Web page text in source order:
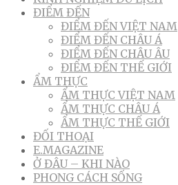
ĐIỂM ĐẾN
ĐIỂM ĐẾN VIỆT NAM
ĐIỂM ĐẾN CHÂU Á
ĐIỂM ĐẾN CHÂU ÂU
ĐIỂM ĐẾN THẾ GIỚI
ẨM THỰC
ẨM THỰC VIỆT NAM
ẨM THỰC CHÂU Á
ẨM THỰC THẾ GIỚI
ĐỐI THOẠI
E.MAGAZINE
Ở ĐÂU – KHI NÀO
PHONG CÁCH SỐNG